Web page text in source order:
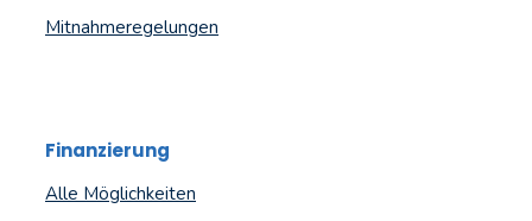
Mitnahmeregelungen
Finanzierung
Alle Möglichkeiten